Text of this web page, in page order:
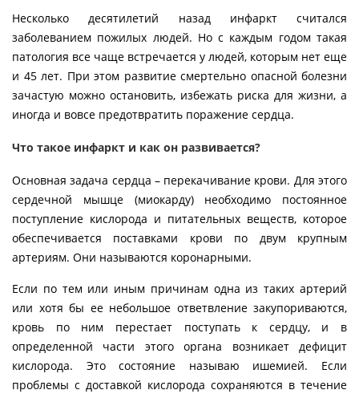
Несколько десятилетий назад инфаркт считался
заболеванием пожилых людей. Но с каждым годом такая
патология все чаще встречается у людей, которым нет еще
и 45 лет. При этом развитие смертельно опасной болезни
зачастую можно остановить, избежать риска для жизни, а
иногда и вовсе предотвратить поражение сердца.
Что такое инфаркт и как он развивается?
Основная задача сердца – перекачивание крови. Для этого
сердечной мышце (миокарду) необходимо постоянное
поступление кислорода и питательных веществ, которое
обеспечивается поставками крови по двум крупным
артериям. Они называются коронарными.
Если по тем или иным причинам одна из таких артерий
или хотя бы ее небольшое ответвление закупориваются,
кровь по ним перестает поступать к сердцу, и в
определенной части этого органа возникает дефицит
кислорода. Это состояние называю ишемией. Если
проблемы с доставкой кислорода сохраняются в течение